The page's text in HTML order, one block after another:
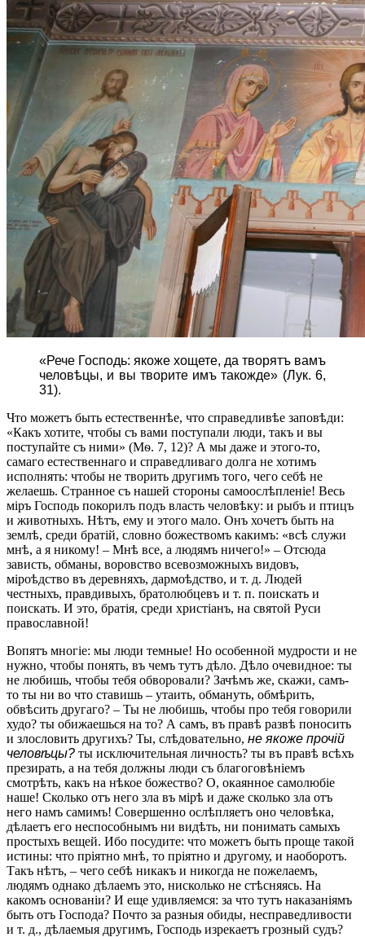
«Рече Господь: якоже хощете, да творятъ вамъ
человѣцы, и вы творите имъ такожде» (Лук. 6,
31).
Что можетъ быть естественнѣе, что справедливѣе заповѣди:
«Какъ хотите, чтобы съ вами поступали люди, такъ и вы
поступайте съ ними» (Мѳ. 7, 12)? А мы даже и этого-то,
самаго естественнаго и справедливаго долга не хотимъ
исполнять: чтобы не творить другимъ того, чего себѣ не
желаешь. Странное съ нашей стороны самоослѣпленіе! Весь
міръ Господь покорилъ подъ власть человѣку: и рыбъ и птицъ
и животныхъ. Нѣтъ, ему и этого мало. Онъ хочетъ быть на
землѣ, среди братій, словно божествомъ какимъ: «всѣ служи
мнѣ, а я никому! – Мнѣ все, а людямъ ничего!» – Отсюда
зависть, обманы, воровство всевозможныхъ видовъ,
міроѣдство въ деревняхъ, дармоѣдство, и т. д. Людей
честныхъ, правдивыхъ, братолюбцевъ и т. п. поискать и
поискать. И это, братія, среди христіанъ, на святой Руси
православной!
Вопятъ многіе: мы люди темные! Но особенной мудрости и не
нужно, чтобы понять, въ чемъ тутъ дѣло. Дѣло очевидное: ты
не любишь, чтобы тебя обворовали? Зачѣмъ же, скажи, самъ-
то ты ни во что ставишь – утаить, обмануть, обмѣрить,
обвѣсить другаго? – Ты не любишь, чтобы про тебя говорили
худо? ты обижаешься на то? А самъ, въ правѣ развѣ поносить
и злословить другихъ? Ты, слѣдовательно, не якоже прочій
человѣцы? ты исключительная личность? ты въ правѣ всѣхъ
презирать, а на тебя должны люди съ благоговѣніемъ
смотрѣть, какъ на нѣкое божество? О, окаянное самолюбіе
наше! Сколько отъ него зла въ мірѣ и даже сколько зла отъ
него намъ самимъ! Совершенно ослѣпляетъ оно человѣка,
дѣлаетъ его неспособнымъ ни видѣть, ни понимать самыхъ
простыхъ вещей. Ибо посудите: что можетъ быть проще такой
истины: что пріятно мнѣ, то пріятно и другому, и наоборотъ.
Такъ нѣтъ, – чего себѣ никакъ и никогда не пожелаемъ,
людямъ однако дѣлаемъ это, нисколько не стѣсняясь. На
какомъ основаніи? И еще удивляемся: за что тутъ наказаніямъ
быть отъ Господа? Почто за разныя обиды, несправедливости
и т. д., дѣлаемыя другимъ, Господь изрекаетъ грозный судъ?